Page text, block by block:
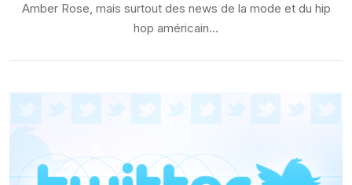
Amber Rose, mais surtout des news de la mode et du hip
hop américain…